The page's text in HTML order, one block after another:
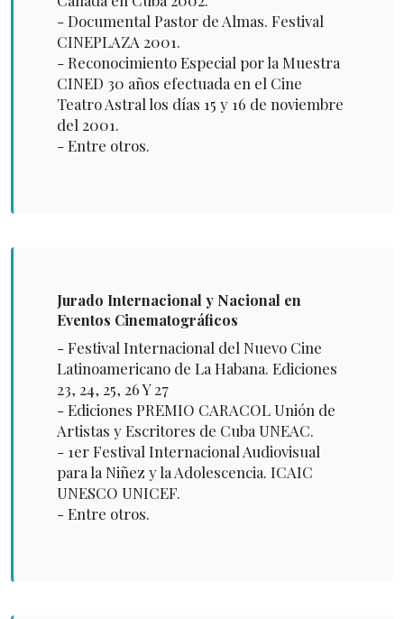
- Documental Pastor de Almas. Festival
CINEPLAZA 2001.
- Reconocimiento Especial por la Muestra
CINED 30 años efectuada en el Cine
Teatro Astral los días 15 y 16 de noviembre
del 2001.
- Entre otros.
Jurado Internacional y Nacional en
Eventos Cinematográficos
- Festival Internacional del Nuevo Cine
Latinoamericano de La Habana. Ediciones
23, 24, 25, 26 Y 27
- Ediciones PREMIO CARACOL Unión de
Artistas y Escritores de Cuba UNEAC.
- 1er Festival Internacional Audiovisual
para la Niñez y la Adolescencia. ICAIC
UNESCO UNICEF.
- Entre otros.